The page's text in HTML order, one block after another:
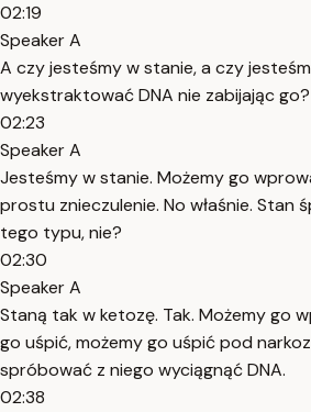
02:19
Speaker A
A czy jesteśmy w stanie, a czy
wyekstraktować DNA nie zabijając go?
02:23
Speaker A
Jesteśmy w stanie. Możemy go
prostu znieczulenie. No właśnie. Stan
tego typu, nie?
02:30
Speaker A
Staną tak w ketozę. Tak. Możemy go
go uśpić, możemy go uśpić pod
spróbować z niego wyciągnąć DNA.
02:38